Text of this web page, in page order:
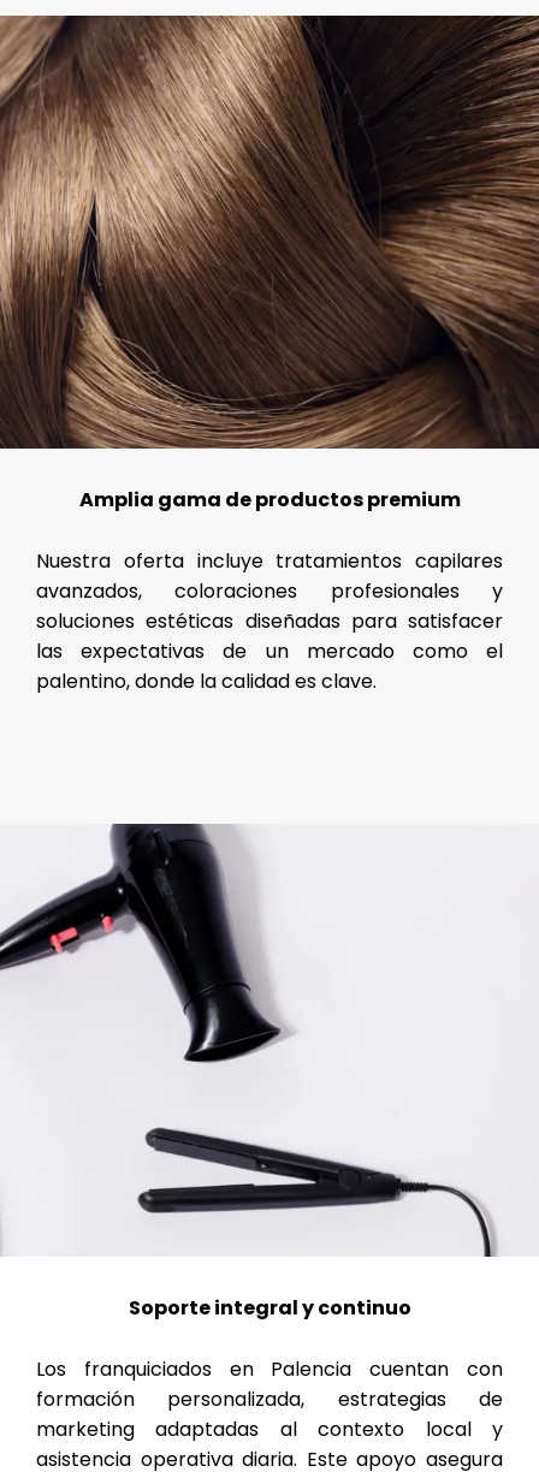
Amplia gama de productos premium
Nuestra oferta incluye tratamientos capilares
avanzados, coloraciones profesionales y
soluciones estéticas diseñadas para satisfacer
las expectativas de un mercado como el
palentino, donde la calidad es clave.
Soporte integral y continuo
Los franquiciados en Palencia cuentan con
formación personalizada, estrategias de
marketing adaptadas al contexto local y
asistencia operativa diaria. Este apoyo asegura